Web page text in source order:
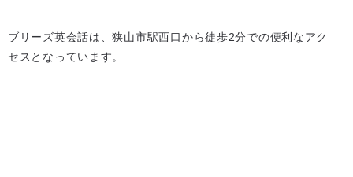
ブリーズ英会話は、狭山市駅西口から徒歩2分での便利なアク
セスとなっています。